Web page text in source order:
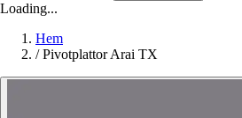
Loading...
Hem
/ Pivotplattor Arai TX